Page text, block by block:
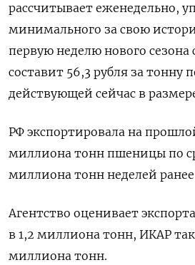
рассчитывает еженедельно,
минимального за свою
первую неделю нового сезона
составит 56,3 рубля за тонну
действующей сейчас в
РФ экспортировала на
миллиона тонн пшеницы по
миллиона тонн неделей
Агентство оценивает
в 1,2 миллиона тонн, ИКАР
миллиона тонн.